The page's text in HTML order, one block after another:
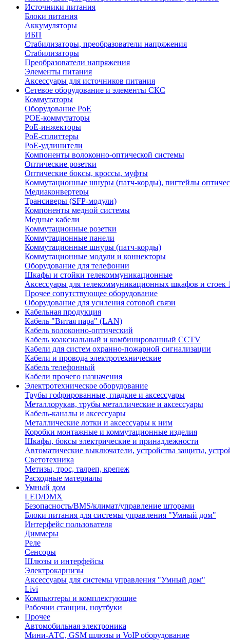
Источники питания
Блоки питания
Аккумуляторы
ИБП
Стабилизаторы, преобразователи напряжения
Стабилизаторы
Преобразователи напряжения
Элементы питания
Аксессуары для источников питания
Сетевое оборудование и элементы СКС
Коммутаторы
Оборудование PoE
POE-коммутаторы
PoE-инжекторы
PoE-сплиттеры
PoE-удлинители
Компоненты волоконно-оптической системы
Оптические розетки
Оптические боксы, кроссы, муфты
Коммутационные шнуры (патч-корды), пигтейлы
Медиаконвертеры
Трансиверы (SFP-модули)
Компоненты медной системы
Медные кабели
Коммутационные розетки
Коммутационные панели
Коммутационные шнуры (патч-корды)
Коммутационные модули и коннекторы
Оборудование для телефонии
Шкафы и стойки телекоммуникационные
Аксессуары для телекоммуникационных шкафов и стоек
Прочее сопутствующее оборудование
Оборудование для усиления сотовой связи
Кабельная продукция
Кабель "Витая пара" (LAN)
Кабель волоконно-оптический
Кабель коаксиальный и комбинированный CCTV
Кабели для систем охранно-пожарной сигнализации
Кабели и провода электротехнические
Кабель телефонный
Кабели прочего назначения
Электротехническое оборудование
Трубы гофрированные, гладкие и аксессуары
Металлорукав, трубы металлические и аксессуары
Кабель-каналы и аксессуары
Металлические лотки и аксессуары к ним
Коробки монтажные и коммутационные изделия
Шкафы, боксы электрические и принадлежности
Автоматические выключатели, устройства защиты,
Светотехника
Метизы, трос, талреп, крепеж
Расходные материалы
Умный дом
LED/DMX
Безопасность/BMS/климат/управление шторами
Блоки питания для системы управления "Умный дом"
Интерфейс пользователя
Диммеры
Реле
Сенсоры
Шлюзы и интерфейсы
Электрокарнизы
Аксессуары для системы управления "Умный дом"
Livi
Компьютеры и комплектующие
Рабочии станции, ноутбуки
Прочее
Автомобильная электроника
Мини-АТС, GSM шлюзы и VoIP оборудование